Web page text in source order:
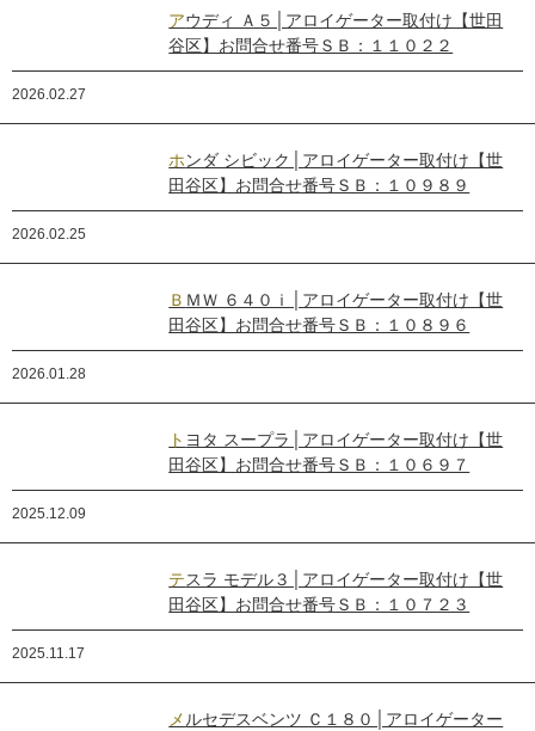
アウディ Ａ５│アロイゲーター取付け【世田
谷区】お問合せ番号ＳＢ：１１０２２
2026.02.27
ホンダ シビック│アロイゲーター取付け【世
田谷区】お問合せ番号ＳＢ：１０９８９
2026.02.25
ＢＭＷ ６４０ｉ│アロイゲーター取付け【世
田谷区】お問合せ番号ＳＢ：１０８９６
2026.01.28
トヨタ スープラ│アロイゲーター取付け【世
田谷区】お問合せ番号ＳＢ：１０６９７
2025.12.09
テスラ モデル３│アロイゲーター取付け【世
田谷区】お問合せ番号ＳＢ：１０７２３
2025.11.17
メルセデスベンツ Ｃ１８０│アロイゲーター